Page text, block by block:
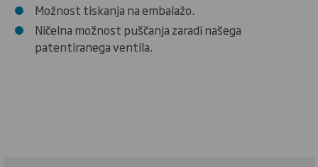
Možnost tiskanja na embalažo.
Ničelna možnost puščanja zaradi našega
patentiranega ventila.